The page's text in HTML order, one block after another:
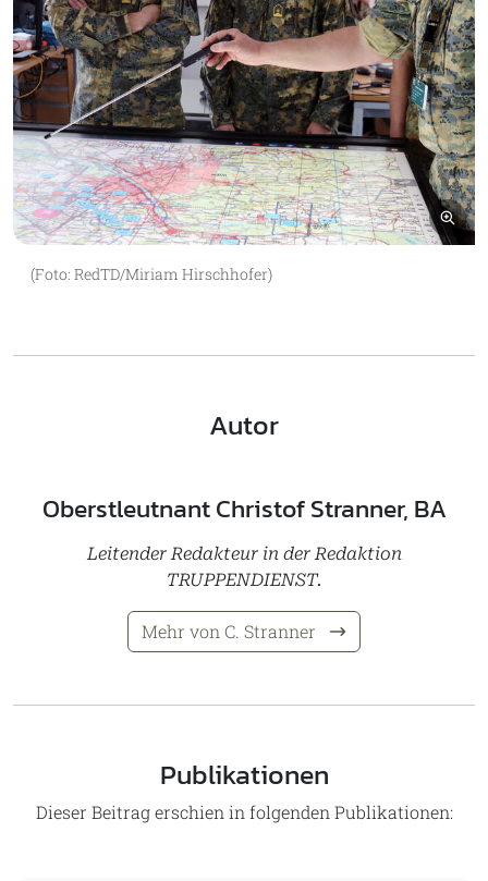
(Foto: RedTD/Miriam Hirschhofer)
Autor
Oberstleutnant Christof Stranner, BA
Leitender Redakteur in der Redaktion
TRUPPENDIENST.
Mehr von C. Stranner
Publikationen
Dieser Beitrag erschien in folgenden Publikationen: